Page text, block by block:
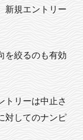
新規エントリー
を絞るのも有効
トリーは中止さ
対してのナンピ